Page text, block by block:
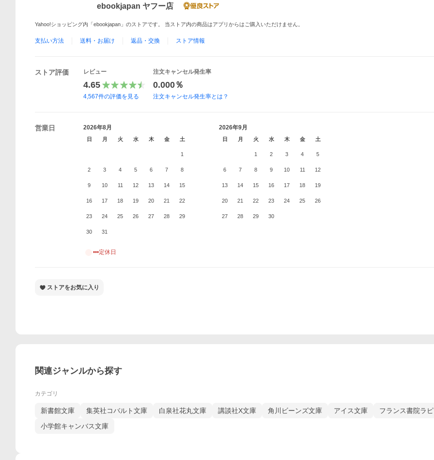
ebookjapan ヤフー店
Yahoo!ショッピング内「ebookjapan」のストアです。 当ストア内の商品はアプリからはご購入いただけません。
支払い方法 送料・お届け 返品・交換 ストア情報
ストア評価 レビュー
4.65
4,567件の評価を見る
注文キャンセル発生率
0.000％
注文キャンセル発生率とは？
営業日 2026年8月
日 月 火 水 木 金 土
1
2 3 4 5 6 7 8
9 10 11 12 13 14 15
16 17 18 19 20 21 22
23 24 25 26 27 28 29
30 31
2026年9月
日 月 火 水 木 金 土
1 2 3 4 5
6 7 8 9 10 11 12
13 14 15 16 17 18 19
20 21 22 23 24 25 26
27 28 29 30
•••定休日
ストアをお気に入り
関連ジャンルから探す
カテゴリ
新書館文庫 集英社コバルト文庫 白泉社花丸文庫 講談社X文庫 角川ビーンズ文庫 アイス文庫
フランス書院ラ
小学館キャンバス文庫